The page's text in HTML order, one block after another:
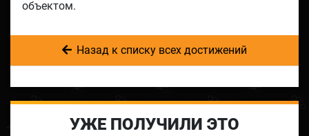
объектом.
Назад к списку всех достижений
УЖЕ ПОЛУЧИЛИ ЭТО